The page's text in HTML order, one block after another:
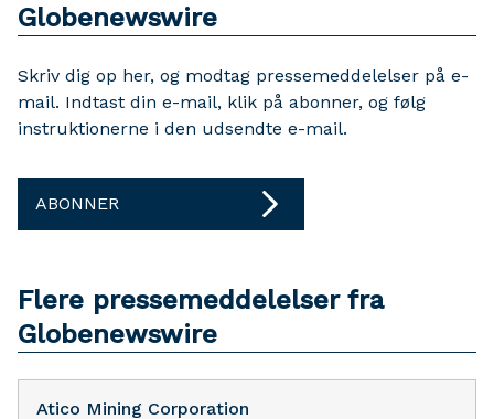
Globenewswire
Skriv dig op her, og modtag pressemeddelelser på e-
mail. Indtast din e-mail, klik på abonner, og følg
instruktionerne i den udsendte e-mail.
ABONNER
Flere pressemeddelelser fra
Globenewswire
Atico Mining Corporation